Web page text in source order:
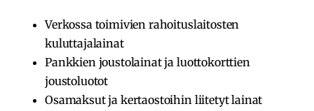
Verkossa toimivien rahoituslaitosten
kuluttajalainat
Pankkien joustolainat ja luottokorttien
joustoluotot
Osamaksut ja kertaostoihin liitetyt lainat